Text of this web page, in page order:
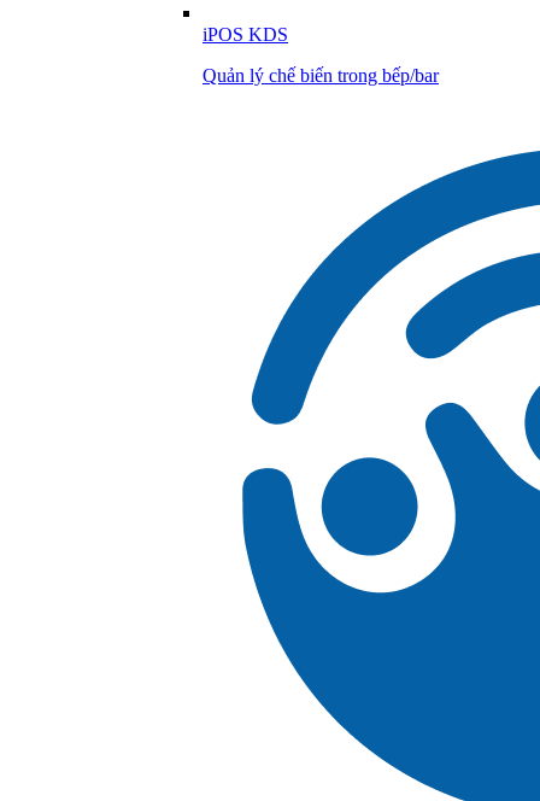
iPOS KDS
Quản lý chế biến trong bếp/bar